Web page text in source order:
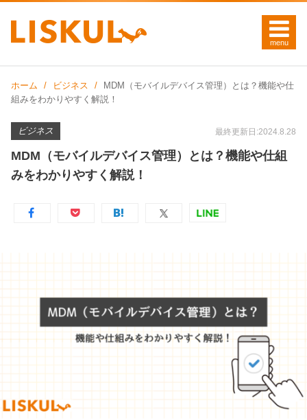
ホーム ビジネス
MDM（モバイルデバイス管理）とは？機能や仕
組みをわかりやすく解説！
ビジネス 最終更新日:2024.8.28
MDM（モバイルデバイス管理）とは？機能や仕組
みをわかりやすく解説！